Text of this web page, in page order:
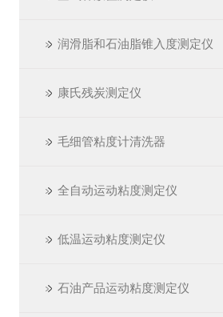
润滑脂和石油脂锥入度测定仪
康氏残炭测定仪
毛细管粘度计清洗器
全自动运动粘度测定仪
低温运动粘度测定仪
石油产品运动粘度测定仪